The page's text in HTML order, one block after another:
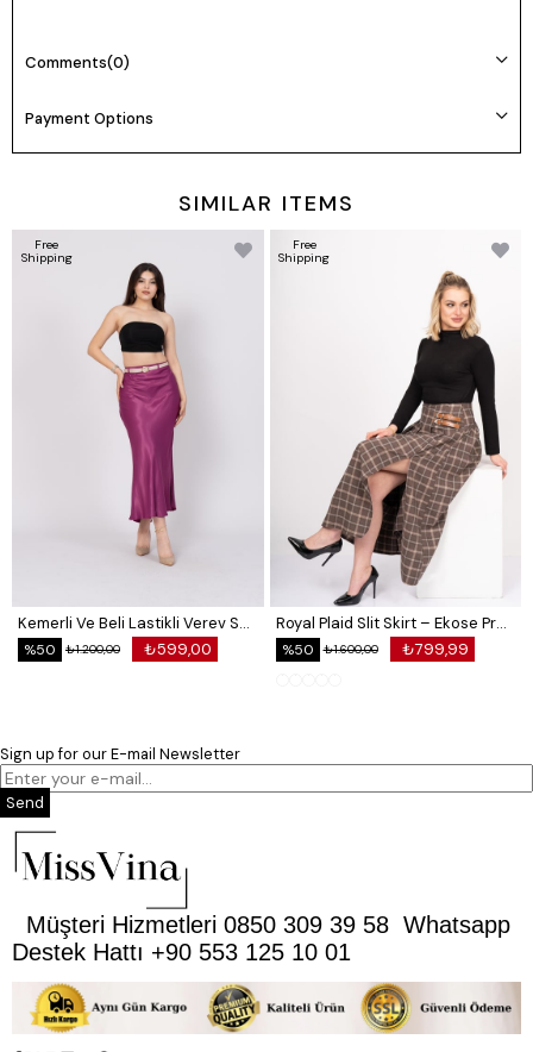
Comments(0)
Payment Options
SIMILAR ITEMS
Kemerli Ve Beli Lastikli Verev Saten Etek 6791
₺599,00
₺1.200,00
%50
Free
Shipping
Royal Plaid Slit Skirt – Ekose Premium Long Skirt 6831
₺799,99
₺1.600,00
%50
Free
Shipping
Sign up for our E-mail Newsletter
Send
Müşteri Hizmetleri 0850 309 39 58 Whatsapp
Destek Hattı +90 553 125 10 01